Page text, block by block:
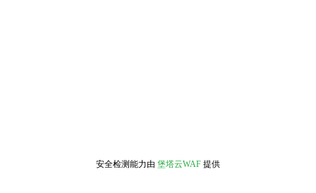
安全检测能力由 堡塔云WAF 提供